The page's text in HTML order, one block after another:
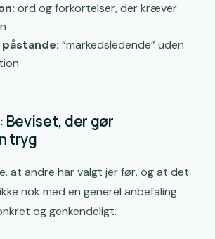
ord og forkortelser, der kræver
påstande: “markedsledende” uden
Beviset, der gør
tryg
at andre har valgt jer før, og at det
nok med en generel anbefaling.
og genkendeligt.